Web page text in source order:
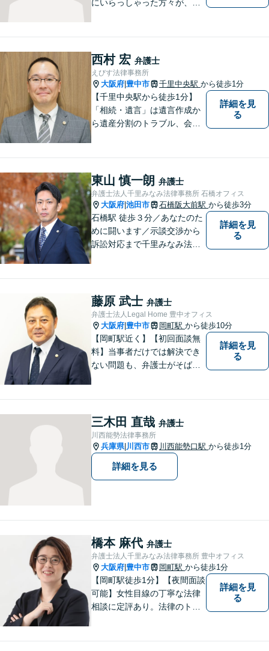
にいらっしゃった方々が、少
善の法的手段を選択し、終局
的解決に至るよう全力でサポ
ートいたします。
西村 宏 弁護士
えびす法律事務所
大阪府 豊中市 千里中央駅 から徒歩1分
【千里中央駅から徒歩1分】
「相続・遺言」は遺言作成か
ら遺産分割のトラブル、会社
【初回相談30分無料】
詳細を見
る
東山 慎一朗 弁護士
弁護士法人千里みなみ法律事務所 石橋オフィス
大阪府 池田市 石橋阪大前駅 から徒歩3分
石橋駅 徒歩３分／あなたのた
めに闘います／示談交渉から
訴訟対応まで千里みなみ法律
詳細を見
る
藤原 武士 弁護士
弁護士法人Legal Home 豊中オフィス
大阪府 豊中市 岡町駅 から徒歩10分
【岡町駅近く】【初回面談無
料】当事者だけでは解決でき
ない問題も、弁護士がそばに
交通事故／企業法務など、幅
広く対応可能。【夜間／休日
対応可能】まずはお気軽にご
連絡ください。
詳細を見
る
三木田 直哉 弁護士
川西能勢法律事務所
兵庫県| 川西市 川西能勢口駅 から徒歩1分
詳細を見る
橋本 麻代 弁護士
弁護士法人千里みなみ法律事務所 豊中オフィス
大阪府 豊中市 岡町駅 から徒歩1分
【岡町駅徒歩1分】【夜間面談
可能】女性目線の丁寧な法律
相談に定評あり。法律のトラ
詳細を見
る